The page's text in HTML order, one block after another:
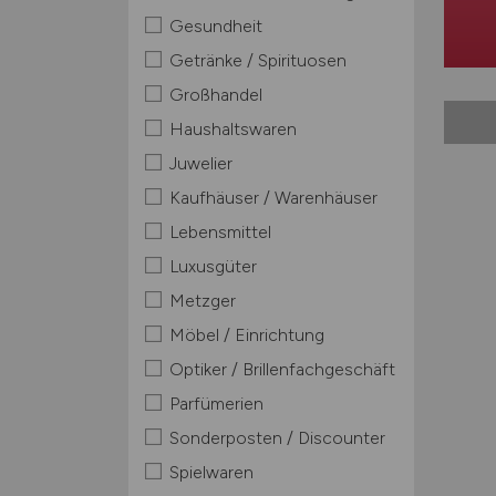
Gesundheit
Getränke / Spirituosen
Großhandel
Haushaltswaren
Juwelier
Kaufhäuser / Warenhäuser
Lebensmittel
Luxusgüter
Metzger
Möbel / Einrichtung
Optiker / Brillenfachgeschäft
Parfümerien
Sonderposten / Discounter
Spielwaren